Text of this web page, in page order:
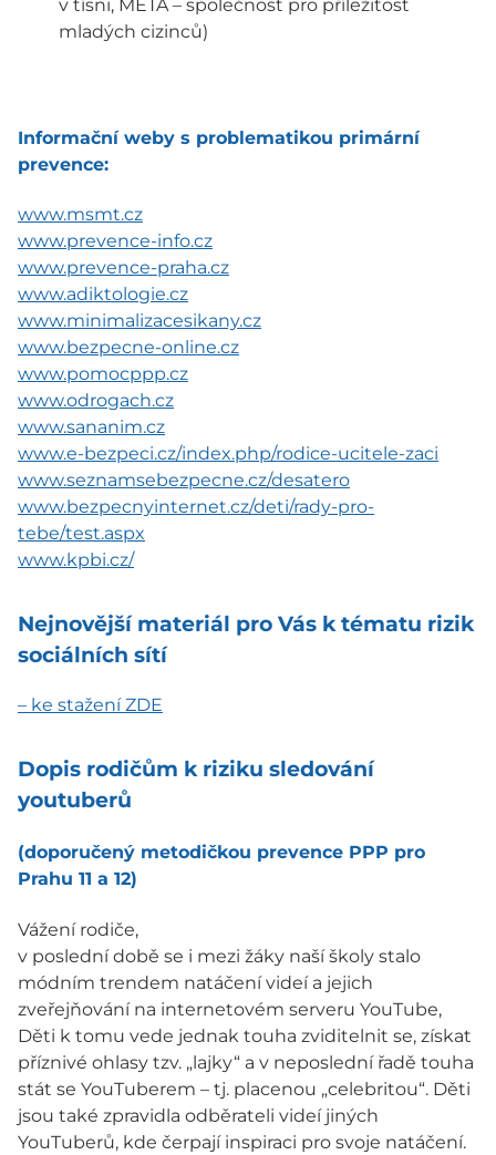
v tísni, META – společnost pro příležitost
mladých cizinců)
Informační weby s problematikou primární
prevence:
www.msmt.cz
www.prevence-info.cz
www.prevence-praha.cz
www.adiktologie.cz
www.minimalizacesikany.cz
www.bezpecne-online.cz
www.pomocppp.cz
www.odrogach.cz
www.sananim.cz
www.e-bezpeci.cz/index.php/rodice-ucitele-zaci
www.seznamsebezpecne.cz/desatero
www.bezpecnyinternet.cz/deti/rady-pro-
tebe/test.aspx
www.kpbi.cz/
Nejnovější materiál pro Vás k tématu rizik
sociálních sítí
– ke stažení ZDE
Dopis rodičům k riziku sledování
youtuberů
(doporučený metodičkou prevence PPP pro
Prahu 11 a 12)
Vážení rodiče,
v poslední době se i mezi žáky naší školy stalo
módním trendem natáčení videí a jejich
zveřejňování na internetovém serveru YouTube,
Děti k tomu vede jednak touha zviditelnit se, získat
příznivé ohlasy tzv. „lajky“ a v neposlední řadě touha
stát se YouTuberem – tj. placenou „celebritou“. Děti
jsou také zpravidla odběrateli videí jiných
YouTuberů, kde čerpají inspiraci pro svoje natáčení.